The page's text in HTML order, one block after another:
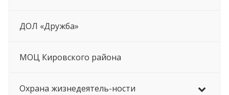
ДОЛ «Дружба»
МОЦ Кировского района
Охрана жизнедеятель-ности